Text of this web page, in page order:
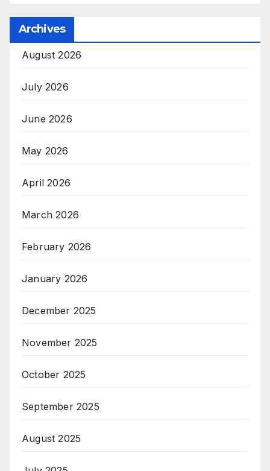
Archives
August 2026
July 2026
June 2026
May 2026
April 2026
March 2026
February 2026
January 2026
December 2025
November 2025
October 2025
September 2025
August 2025